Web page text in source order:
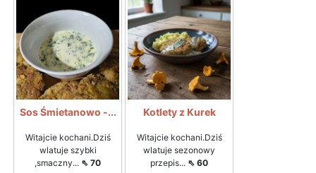
Sos Śmietanowo -...
Witajcie kochani.Dziś
wlatuje szybki
,smaczny... ⇖ 70
Kotlety z Kurek
Witajcie kochani.Dziś
wlatuje sezonowy
przepis... ⇖ 60